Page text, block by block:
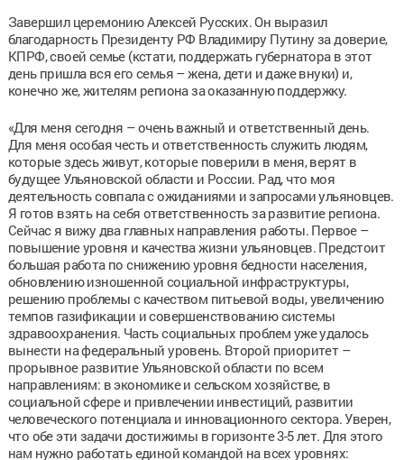
Завершил церемонию Алексей Русских. Он выразил
благодарность Президенту РФ Владимиру Путину за доверие,
КПРФ, своей семье (кстати, поддержать губернатора в этот
день пришла вся его семья – жена, дети и даже внуки) и,
конечно же, жителям региона за оказанную поддержку.
«Для меня сегодня – очень важный и ответственный день.
Для меня особая честь и ответственность служить людям,
которые здесь живут, которые поверили в меня, верят в
будущее Ульяновской области и России. Рад, что моя
деятельность совпала с ожиданиями и запросами ульяновцев.
Я готов взять на себя ответственность за развитие региона.
Сейчас я вижу два главных направления работы. Первое –
повышение уровня и качества жизни ульяновцев. Предстоит
большая работа по снижению уровня бедности населения,
обновлению изношенной социальной инфраструктуры,
решению проблемы с качеством питьевой воды, увеличению
темпов газификации и совершенствованию системы
здравоохранения. Часть социальных проблем уже удалось
вынести на федеральный уровень. Второй приоритет –
прорывное развитие Ульяновской области по всем
направлениям: в экономике и сельском хозяйстве, в
социальной сфере и привлечении инвестиций, развитии
человеческого потенциала и инновационного сектора. Уверен,
что обе эти задачи достижимы в горизонте 3-5 лет. Для этого
нам нужно работать единой командой на всех уровнях: